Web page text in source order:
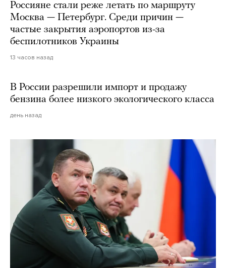
Россияне стали реже летать по маршруту
Москва — Петербург. Среди причин —
частые закрытия аэропортов из-за
беспилотников Украины
13 часов назад
В России разрешили импорт и продажу
бензина более низкого экологического класса
день назад